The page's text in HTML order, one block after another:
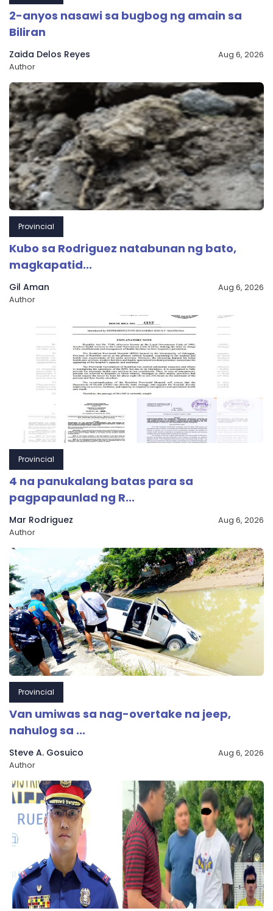
2-anyos nasawi sa bugbog ng amain sa
Biliran
Zaida Delos Reyes
Author
Aug 6, 2026
Provincial
Kubo sa Rodriguez natabunan ng bato,
magkapatid...
Gil Aman
Author
Aug 6, 2026
Provincial
4 na panukalang batas para sa
pagpapaunlad ng R...
Mar Rodriguez
Author
Aug 6, 2026
Provincial
Van umiwas sa nag-overtake na jeep,
nahulog sa ...
Steve A. Gosuico
Author
Aug 6, 2026